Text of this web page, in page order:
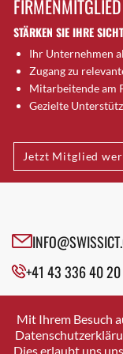
Brugg AG
Brütten
Bubendorf
Bubikon
Buchs (SG)
Bäretswil
Bülach
Cazis
Crissier
Davos Platz
Dierikon
Dietikon
STÄRKEN SIE IHRE
Ihr Unternehmen
Zugang zu
Mitarbeitende am
Gezielte
Jetzt Mitglied
+41 43 336 40 20
SWISSICT
VULKANSTRASSE 120
8048 ZURICH
Mit Ihrem Besuch
Dies erlaubt uns